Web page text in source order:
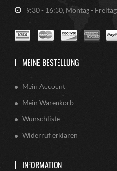
9:30 - 16:30, Montag - Freitag
MEINE BESTELLUNG
Mein Account
Mein Warenkorb
Wunschliste
Widerruf erklären
INFORMATION